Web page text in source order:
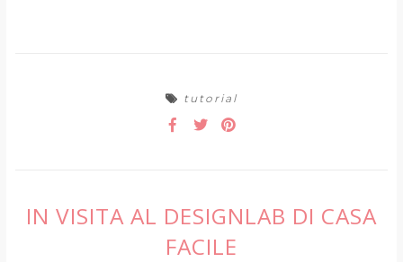
tutorial
IN VISITA AL DESIGNLAB DI CASA
FACILE